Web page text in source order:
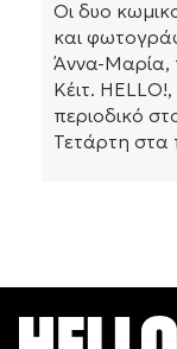
Οι δυο
και
Άννα-Μαρία,
Κέιτ.
περιοδικό
Τετάρτη στα